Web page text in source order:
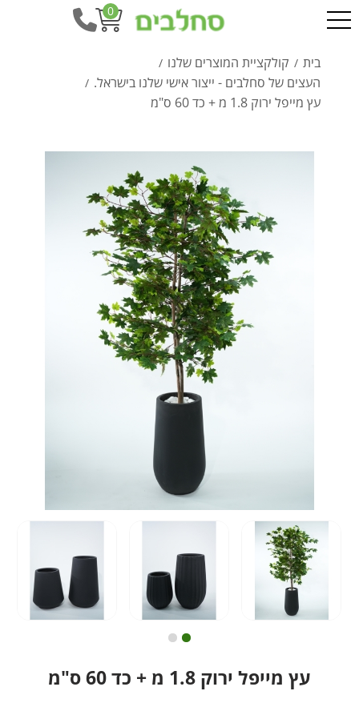
0
בית / קולקציית המוצרים שלנו /
העצים של סחלבים - ייצור אישי שלנו בישראל. /
עץ מייפל ירוק 1.8 מ + כד 60 ס"מ
עץ מייפל ירוק 1.8 מ + כד 60 ס"מ